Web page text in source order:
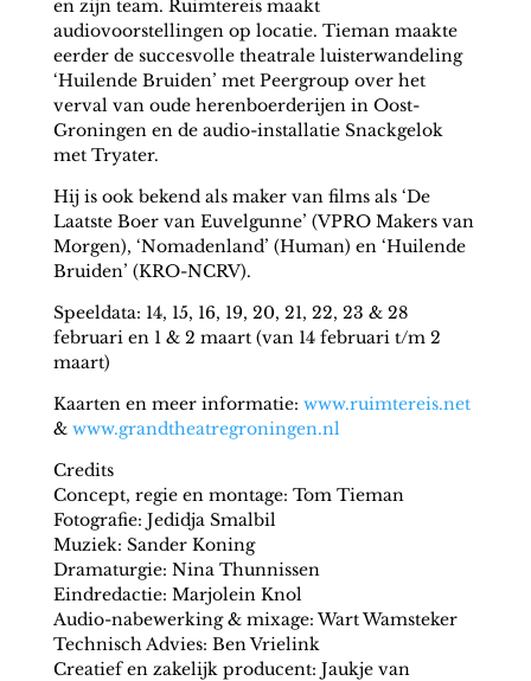
en zijn team. Ruimtereis maakt
audiovoorstellingen op locatie. Tieman maakte
eerder de succesvolle theatrale luisterwandeling
‘Huilende Bruiden’ met Peergroup over het
verval van oude herenboerderijen in Oost-
Groningen en de audio-installatie Snackgelok
met Tryater.
Hij is ook bekend als maker van films als ‘De
Laatste Boer van Euvelgunne’ (VPRO Makers van
Morgen), ‘Nomadenland’ (Human) en ‘Huilende
Bruiden’ (KRO-NCRV).
Speeldata: 14, 15, 16, 19, 20, 21, 22, 23 & 28
februari en 1 & 2 maart (van 14 februari t/m 2
maart)
Kaarten en meer informatie: www.ruimtereis.net
& www.grandtheatregroningen.nl
Credits
Concept, regie en montage: Tom Tieman
Fotografie: Jedidja Smalbil
Muziek: Sander Koning
Dramaturgie: Nina Thunnissen
Eindredactie: Marjolein Knol
Audio-nabewerking & mixage: Wart Wamsteker
Technisch Advies: Ben Vrielink
Creatief en zakelijk producent: Jaukje van